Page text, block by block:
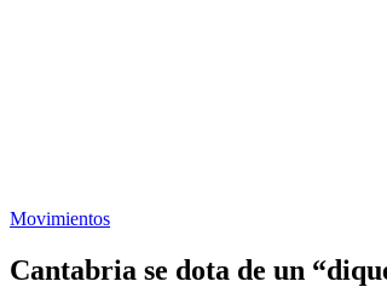
Movimientos
Cantabria se dota de un